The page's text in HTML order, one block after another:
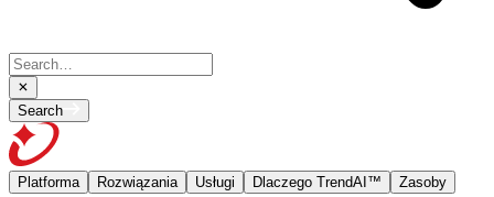
Search
Platforma Rozwiązania Usługi Dlaczego TrendAI™ Zasoby